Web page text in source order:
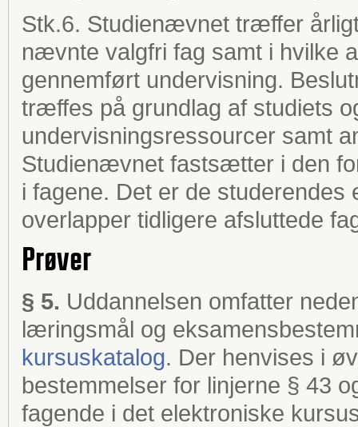
Stk.6. Studienævnet træffer
nævnte valgfri fag samt i hvilke
gennemført undervisning.
træffes på grundlag af studiets
undervisningsressourcer samt
Studienævnet fastsætter i den
i fagene. Det er de
overlapper tidligere afsluttede
Prøver
§ 5. Uddannelsen omfatter
læringsmål og
kursuskatalog. Der henvises i
bestemmelser for linjerne § 43
fagende i det elektroniske